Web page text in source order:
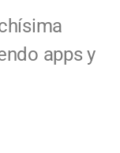
apps y